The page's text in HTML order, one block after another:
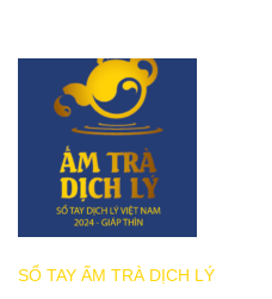
SỔ TAY ẤM TRÀ DỊCH LÝ